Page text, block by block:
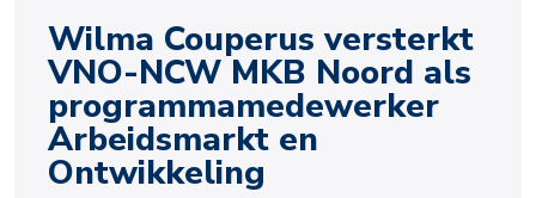
Wilma Couperus versterkt
VNO-NCW MKB Noord als
programmamedewerker
Arbeidsmarkt en
Ontwikkeling